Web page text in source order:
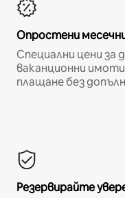
Опростени
Специални цени за
ваканционни
плащане без
Резервирайте